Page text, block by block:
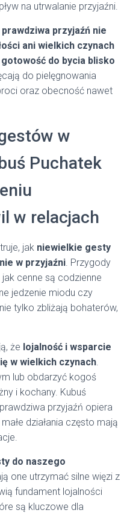
na utrwalanie przyjaźni.
przyjaźń nie
ani wielkich czynach
do bycia blisko
do pielęgnowania
oraz obecność nawet
w
Puchatek
w relacjach
jak niewielkie gesty
w przyjaźni. Przygody
cenne są codzienne
jedzenie miodu czy
tylko zbliżają bohaterów,
że lojalność i wsparcie
w wielkich czynach.
lub obdarzyć kogoś
i kochany. Kubuś
przyjaźń opiera
działania często mają
do naszego
one utrzymać silne więzi z
fundament lojalności
są kluczowe dla